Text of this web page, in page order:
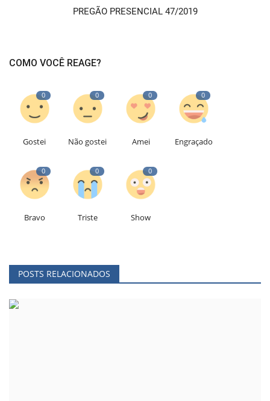
PREGÃO PRESENCIAL 47/2019
COMO VOCÊ REAGE?
0
Gostei
0
Não gostei
0
Amei
0
Engraçado
0
Bravo
0
Triste
0
Show
POSTS RELACIONADOS